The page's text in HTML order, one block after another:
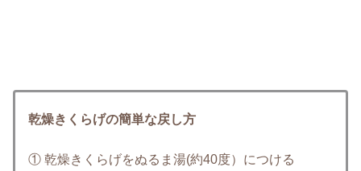
乾燥きくらげの簡単な戻し方
① 乾燥きくらげをぬるま湯(約40度）につける